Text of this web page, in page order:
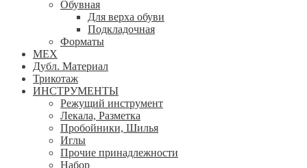
Обувная
Для верха обуви
Подкладочная
Форматы
МЕХ
Дубл. Материал
Трикотаж
ИНСТРУМЕНТЫ
Режущий инструмент
Лекала, Разметка
Пробойники, Шилья
Иглы
Прочие принадлежности
Набор